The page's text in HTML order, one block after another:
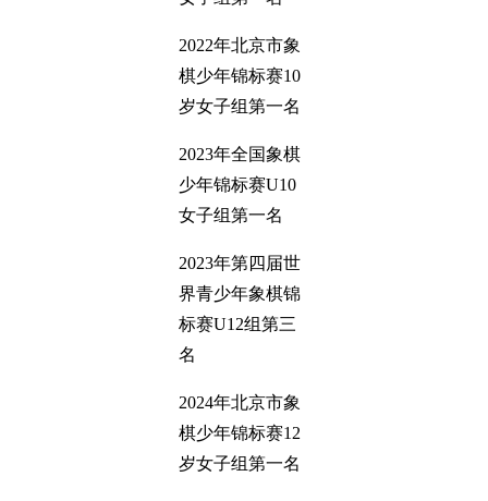
2022年北京市象
棋少年锦标赛10
岁女子组第一名
2023年全国象棋
少年锦标赛U10
女子组第一名
2023年第四届世
界青少年象棋锦
标赛U12组第三
名
2024年北京市象
棋少年锦标赛12
岁女子组第一名